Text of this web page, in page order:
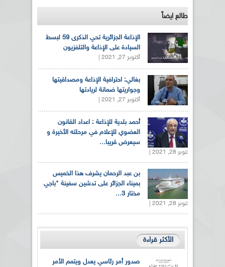
طالع ايضاً
الإذاعة الجزائرية تحي الذكرى 59 لبسط
السيادة على الإذاعة والتلفزيون
أكتوبر 27, 2021 |
بغالي: احترافية الإذاعة ومصداقيتها
وجواريتها ضمانة لريادتها
أكتوبر 27, 2021 |
أحمد بلدية للإذاعة : اعداد القانون
العضوي للإعلام في مرحلته الأخيرة و
سيعرض قريبا...
أكتوبر 28, 2021 |
بن عبد الرحمان يشرف هذا الخميس
بميناء الجزائر على تدشين سفينة "باجي
مختار 3...
أكتوبر 28, 2021 |
الأكثر قراءة
صدور أمر رئاسي يعدل ويتمم الأمر